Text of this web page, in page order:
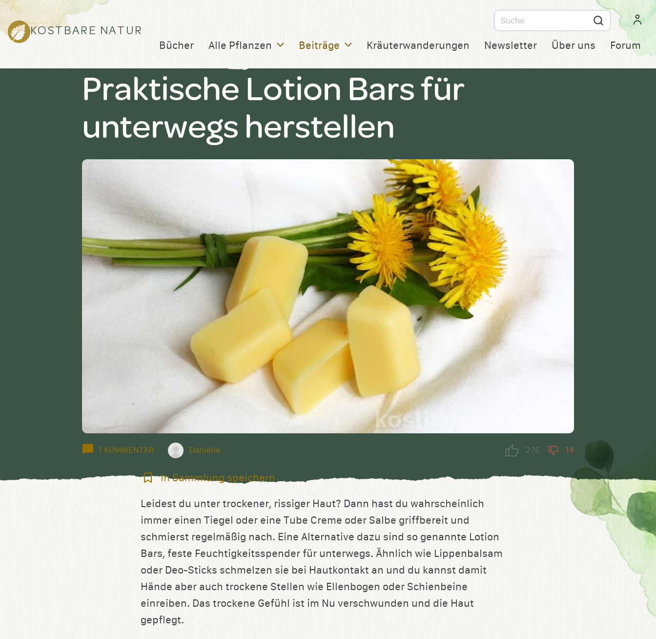
KOSTBARE NATUR
Suche
nach
Bücher Alle Pflanzen Beiträge Kräuterwanderungen Newsletter Über uns Forum
Praktische Lotion Bars für
unterwegs herstellen
1 KOMMENTAR Danielle 276 14
In
speichern
In Sammlung speichern
Leidest du unter trockener, rissiger Haut? Dann hast du wahrscheinlich
immer einen Tiegel oder eine Tube Creme oder Salbe griffbereit und
schmierst regelmäßig nach. Eine Alternative dazu sind so genannte Lotion
Bars, feste Feuchtigkeitsspender für unterwegs. Ähnlich wie Lippenbalsam
oder Deo-Sticks schmelzen sie bei Hautkontakt an und du kannst damit
Hände aber auch trockene Stellen wie Ellenbogen oder Schienbeine
einreiben. Das trockene Gefühl ist im Nu verschwunden und die Haut
gepflegt.